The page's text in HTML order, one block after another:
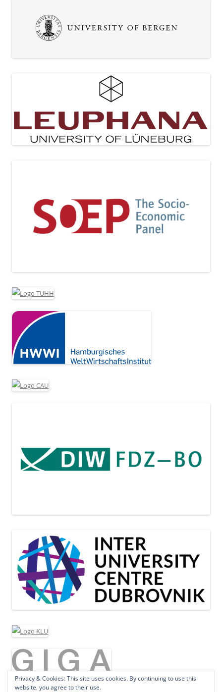
Privacy & Cookies: This site uses cookies. By continuing to use this
website, you agree to their use.